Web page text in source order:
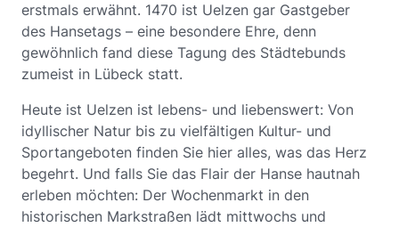
erstmals erwähnt. 1470 ist Uelzen gar Gastgeber
des Hansetags – eine besondere Ehre, denn
gewöhnlich fand diese Tagung des Städtebunds
zumeist in Lübeck statt.
Heute ist Uelzen ist lebens- und liebenswert: Von
idyllischer Natur bis zu vielfältigen Kultur- und
Sportangeboten finden Sie hier alles, was das Herz
begehrt. Und falls Sie das Flair der Hanse hautnah
erleben möchten: Der Wochenmarkt in den
historischen Markstraßen lädt mittwochs und